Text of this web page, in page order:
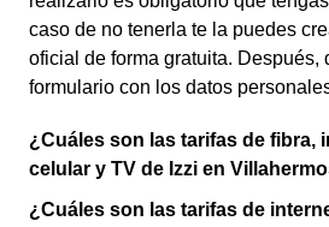
caso de no tenerla te la puedes
oficial de forma gratuita. Después,
formulario con los datos
¿Cuáles son las tarifas de fibra,
celular y TV de Izzi en
¿Cuáles son las tarifas de